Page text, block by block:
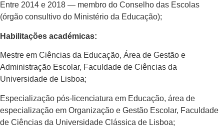
Entre 2014 e 2018 — membro do Conselho das Escolas
(órgão consultivo do Ministério da Educação);
Habilitações académicas:
Mestre em Ciências da Educação, Área de Gestão e
Administração Escolar, Faculdade de Ciências da
Universidade de Lisboa;
Especialização pós-licenciatura em Educação, área de
especialização em Organização e Gestão Escolar, Faculdade
de Ciências da Universidade Clássica de Lisboa;